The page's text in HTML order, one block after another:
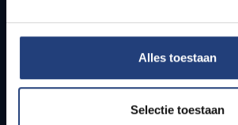
Alles toestaan
Selectie toestaan
Students
PhD students